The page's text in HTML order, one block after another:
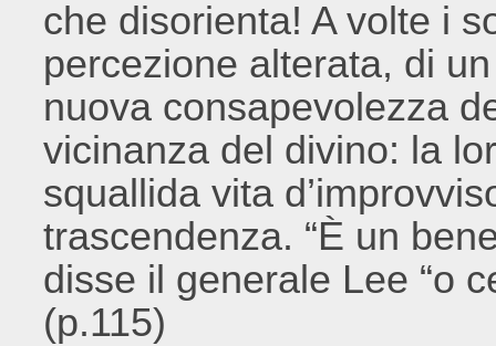
che disorienta! A volte i
percezione alterata, di
nuova consapevolezza
vicinanza del divino: la
squallida vita
trascendenza. “È un
disse il generale Lee “o
(p.115)